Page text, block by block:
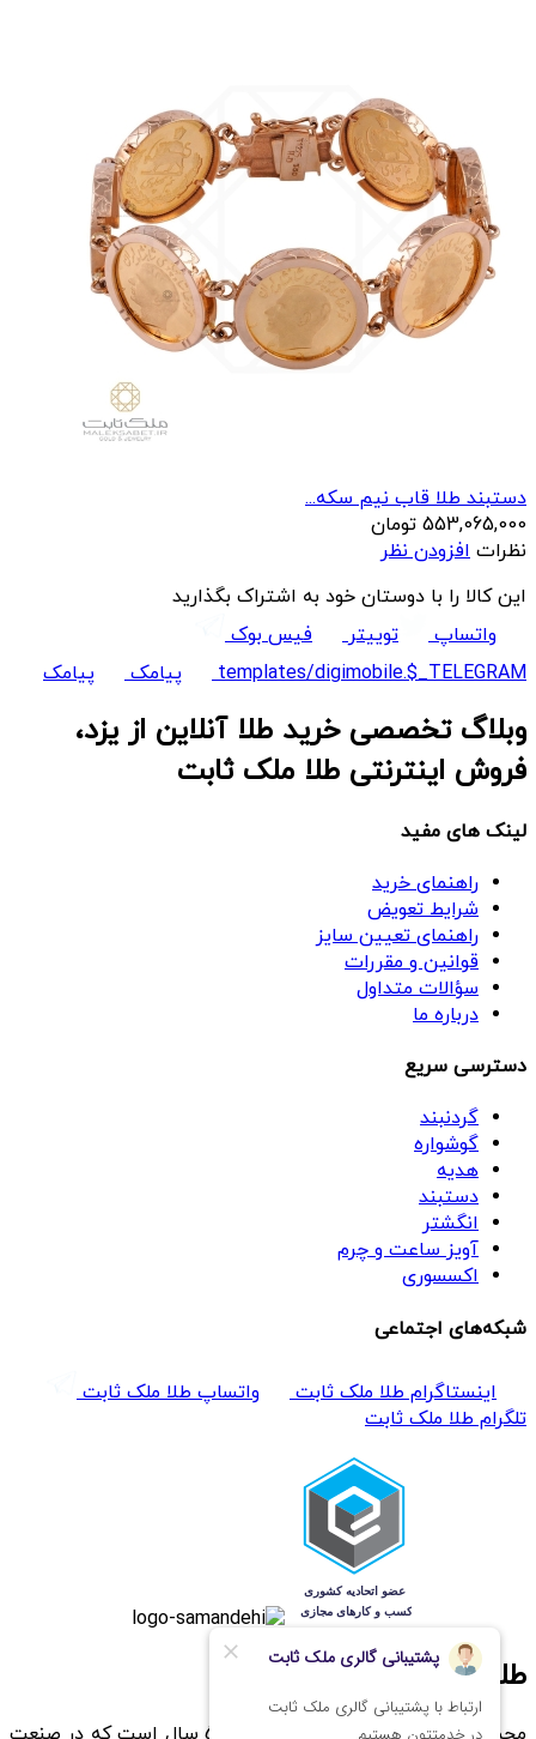
دستبند طلا قاب نيم سکه...
553,065,000 تومان
نظرات افزودن نظر
این کالا را با دوستان خود به اشتراک بگذارید
واتساپ
توییتر
فیس بوک
templates/digimobile.$_TELEGRAM
پیامک پیامک
وبلاگ تخصصی خرید طلا آنلاین از یزد،
فروش اینترنتی طلا ملک ثابت
لینک های مفید
راهنمای خرید
شرایط تعویض
راهنمای تعیین سایز
قوانین و مقررات
سؤالات متداول
درباره ما
دسترسی سریع
گردنبند
گوشواره
هدیه
دستبند
انگشتر
آویز ساعت و چرم
اکسسوری
شبکه‌های اجتماعی
اینستاگرام طلا ملک ثابت
واتساپ طلا ملک ثابت
تلگرام طلا ملک ثابت
طلا ملک ثابت